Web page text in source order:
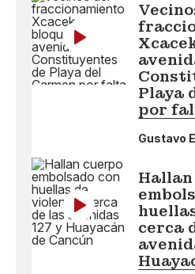
Playa
por
Gustavo
cerca